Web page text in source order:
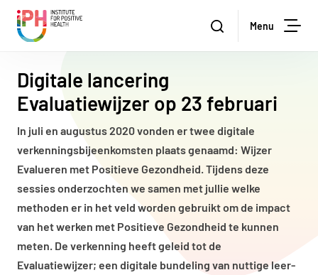
Institute for Positive Health Zoeken
Menu
Digitale lancering
Evaluatiewijzer op 23 februari
In juli en augustus 2020 vonden er twee digitale
verkenningsbijeenkomsten plaats genaamd: Wijzer
Evalueren met Positieve Gezondheid. Tijdens deze
sessies onderzochten we samen met jullie welke
methoden er in het veld worden gebruikt om de impact
van het werken met Positieve Gezondheid te kunnen
meten. De verkenning heeft geleid tot de
Evaluatiewijzer; een digitale bundeling van nuttige leer-